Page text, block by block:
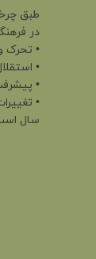
طبق چرخه
در
• تحرک و
•
•
•
سال